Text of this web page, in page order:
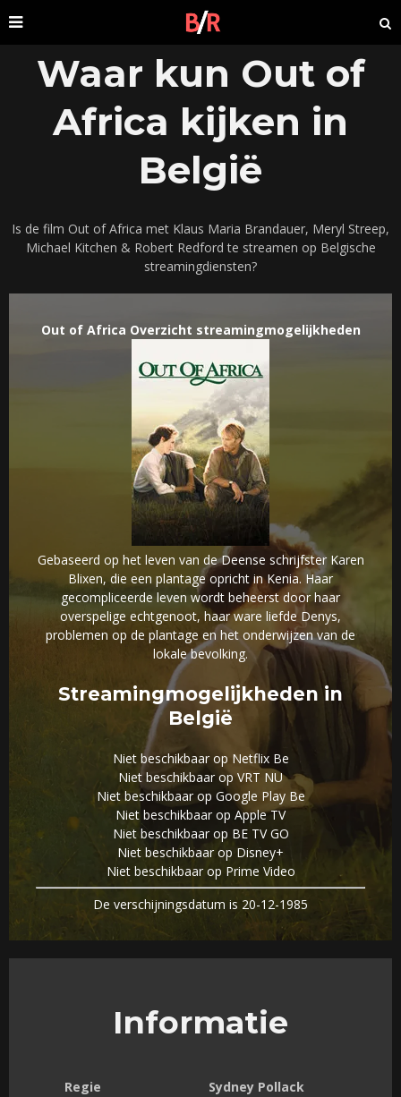
Waar kun Out of
Africa kijken in
België
Is de film Out of Africa met Klaus Maria Brandauer, Meryl Streep,
Michael Kitchen & Robert Redford te streamen op Belgische
streamingdiensten?
Out of Africa Overzicht streamingmogelijkheden
Gebaseerd op het leven van de Deense schrijfster Karen
Blixen, die een plantage opricht in Kenia. Haar
gecompliceerde leven wordt beheerst door haar
overspelige echtgenoot, haar ware liefde Denys,
problemen op de plantage en het onderwijzen van de
lokale bevolking.
Streamingmogelijkheden in
België
Niet beschikbaar op Netflix Be
Niet beschikbaar op VRT NU
Niet beschikbaar op Google Play Be
Niet beschikbaar op Apple TV
Niet beschikbaar op BE TV GO
Niet beschikbaar op Disney+
Niet beschikbaar op Prime Video
De verschijningsdatum is 20-12-1985
Informatie
Regie Sydney Pollack